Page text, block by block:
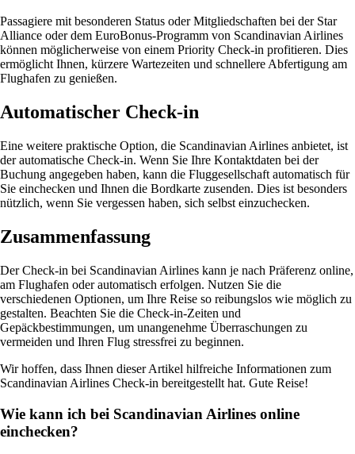
Passagiere mit besonderen Status oder Mitgliedschaften bei der Star
Alliance oder dem EuroBonus-Programm von Scandinavian Airlines
können möglicherweise von einem Priority Check-in profitieren. Dies
ermöglicht Ihnen, kürzere Wartezeiten und schnellere Abfertigung am
Flughafen zu genießen.
Automatischer Check-in
Eine weitere praktische Option, die Scandinavian Airlines anbietet, ist
der automatische Check-in. Wenn Sie Ihre Kontaktdaten bei der
Buchung angegeben haben, kann die Fluggesellschaft automatisch für
Sie einchecken und Ihnen die Bordkarte zusenden. Dies ist besonders
nützlich, wenn Sie vergessen haben, sich selbst einzuchecken.
Zusammenfassung
Der Check-in bei Scandinavian Airlines kann je nach Präferenz online,
am Flughafen oder automatisch erfolgen. Nutzen Sie die
verschiedenen Optionen, um Ihre Reise so reibungslos wie möglich zu
gestalten. Beachten Sie die Check-in-Zeiten und
Gepäckbestimmungen, um unangenehme Überraschungen zu
vermeiden und Ihren Flug stressfrei zu beginnen.
Wir hoffen, dass Ihnen dieser Artikel hilfreiche Informationen zum
Scandinavian Airlines Check-in bereitgestellt hat. Gute Reise!
Wie kann ich bei Scandinavian Airlines online
einchecken?